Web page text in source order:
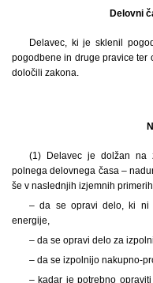
Delovni
Delavec, ki je sklenil
pogodbene in druge pravice ter
določili zakona.
(1) Delavec je dolžan na
polnega delovnega časa –
še v naslednjih izjemnih
– da se opravi delo, ki ni
energije,
– da se opravi delo za
– da se izpolnijo nakupno-
– kadar je potrebno